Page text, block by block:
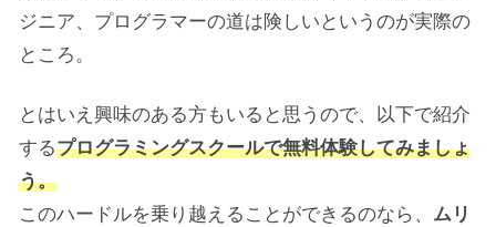
ジニア、プログラマーの道は険しいというのが実際の
ところ。
とはいえ興味のある方もいると思うので、以下で紹介
するプログラミングスクールで無料体験してみましょ
う。
このハードルを乗り越えることができるのなら、 ムリ